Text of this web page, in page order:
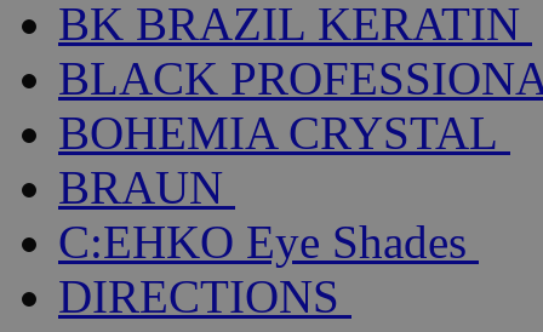
BK BRAZIL KERATIN
BLACK
BOHEMIA CRYSTAL
BRAUN
C:EHKO Eye Shades
DIRECTIONS